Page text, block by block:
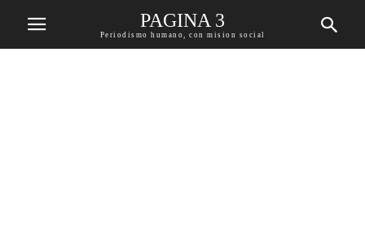
PAGINA 3
Periodismo humano, con mision social